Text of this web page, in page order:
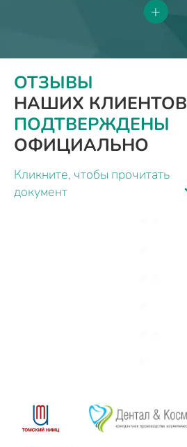
+
ОТЗЫВЫ
НАШИХ КЛИЕНТОВ
ПОДТВЕРЖДЕНЫ
ОФИЦИАЛЬНО
Кликните, чтобы прочитать
документ